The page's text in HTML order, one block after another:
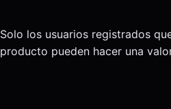
Solo los usuarios registrados
producto pueden hacer una